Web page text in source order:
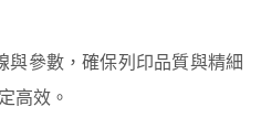
與參數，確保列印品質與精細
高效。